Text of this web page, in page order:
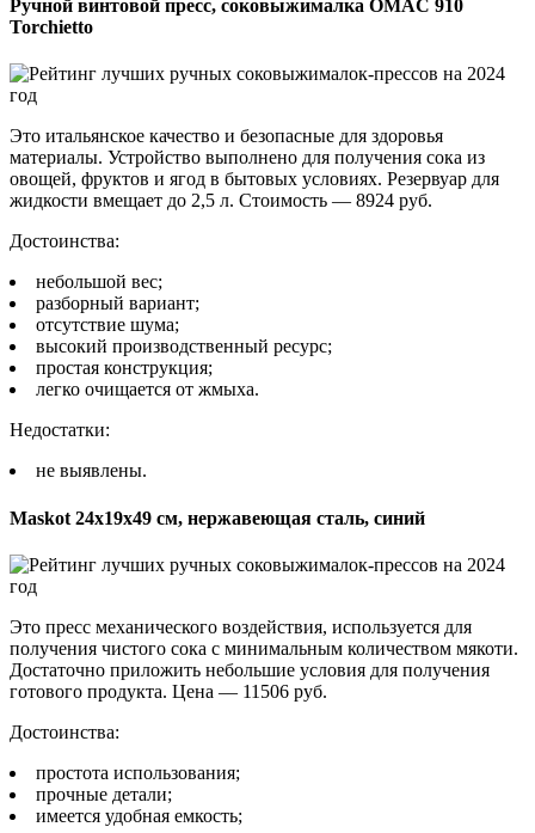
Ручной винтовой пресс, соковыжималка OMAC 910
Torchietto
Это итальянское качество и безопасные для здоровья
материалы. Устройство выполнено для получения сока из
овощей, фруктов и ягод в бытовых условиях. Резервуар для
жидкости вмещает до 2,5 л. Стоимость — 8924 руб.
Достоинства:
небольшой вес;
разборный вариант;
отсутствие шума;
высокий производственный ресурс;
простая конструкция;
легко очищается от жмыха.
Недостатки:
не выявлены.
Maskot 24х19х49 см, нержавеющая сталь, синий
Это пресс механического воздействия, используется для
получения чистого сока с минимальным количеством мякоти.
Достаточно приложить небольшие условия для получения
готового продукта. Цена — 11506 руб.
Достоинства:
простота использования;
прочные детали;
имеется удобная емкость;